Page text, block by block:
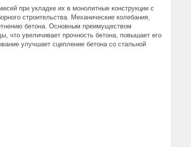
при укладке их в монолитные конструкции с
строительства. Механические колебания,
бетона. Основным преимуществом
что увеличивает прочность бетона, повышает его
улучшает сцепление бетона со стальной